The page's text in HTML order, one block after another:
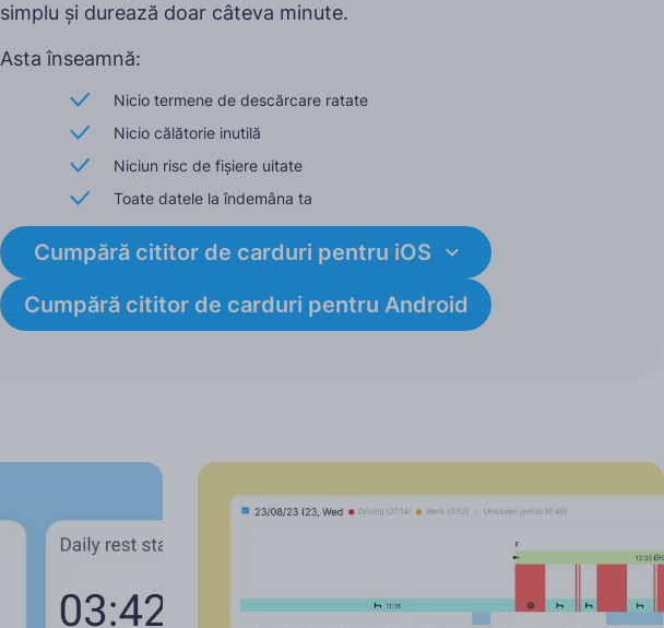
simplu și durează doar câteva minute.
Asta înseamnă:
Nicio termene de descărcare ratate
Nicio călătorie inutilă
Niciun risc de fișiere uitate
Toate datele la îndemâna ta
Cumpără cititor de carduri pentru iOS
Cumpără cititor de carduri pentru Android